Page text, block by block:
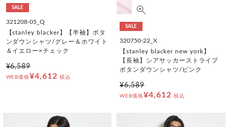
SALE
321208-05_Q
【stanley blacker】【半袖】ボタ
ンダウンシャツ/グレー＆ホワイト
＆イエロー×チェック
¥6,589
WEB価格¥4,612 税込
SALE
320750-22_X
【stanley blacker new york】
【長袖】シアサッカーストライプ
ボタンダウンシャツ/ピンク
¥6,589
WEB価格¥4,612 税込